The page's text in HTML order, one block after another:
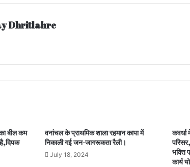
Dhritlahre
बील कम
वनांचल के प्राथमिक शाला रहमान कापा में
निकाली गई जन-जागरूकता रैली।
July 18, 2024
भक्ति
कार्य